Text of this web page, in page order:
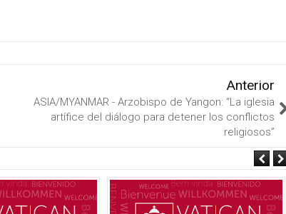
Anterior
ASIA/MYANMAR - Arzobispo de Yangon: “La iglesia
artífice del diálogo para detener los conflictos
religiosos”